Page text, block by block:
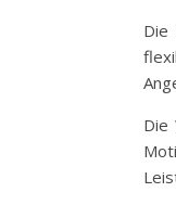
Die
Die